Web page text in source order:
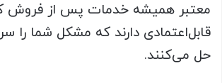
معتبر همیشه خدمات پس از فروش
قابل‌اعتمادی دارند که مشکل شما را
حل می‌کنند.